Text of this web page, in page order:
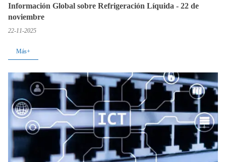
Información Global sobre Refrigeración Líquida - 22 de
noviembre
22-11-2025
Más+